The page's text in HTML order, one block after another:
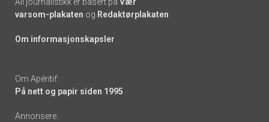
varsom-plakaten og Redaktørplakaten
Om informasjonskapsler
Om Apéritif:
På nett og papir siden 1995
Annonsere: